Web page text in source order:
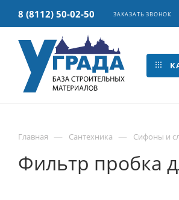
8 (8112) 50-02-50 ЗАКАЗАТЬ ЗВОНОК
Главная — Сантехника — Сифоны и
Фильтр пробка